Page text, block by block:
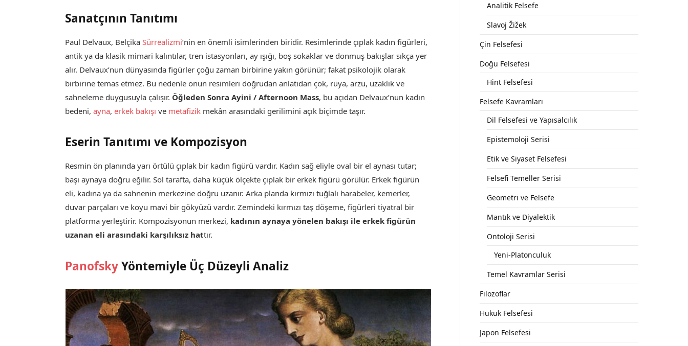
Sanatçının Tanıtımı
Paul Delvaux, BelçikaSürrealizmi’nin en önemli isimlerinden biridir. Resimlerinde çıplak kadın figürleri,
antik ya da klasik mimari kalıntılar, tren istasyonları, ay ışığı, boş sokaklar ve donmuş bakışlar sıkça yer
alır. Delvaux’nun dünyasında figürler çoğu zaman birbirine yakın görünür; fakat psikolojik olarak
birbirine temas etmez. Bu nedenle onun resimleri doğrudan anlatıdan çok, rüya, arzu, uzaklık ve
sahneleme duygusuyla çalışır. Öğleden Sonra Ayini / Afternoon Mass, bu açıdan Delvaux’nun kadın
bedeni,ayna, erkek bakışı ve metafizik mekân arasındaki gerilimini açık biçimde taşır.
Eserin Tanıtımı ve Kompozisyon
Resmin ön planında yarı örtülü çıplak bir kadın figürü vardır. Kadın sağ eliyle oval bir el aynası tutar;
başı aynaya doğru eğilir. Sol tarafta, daha küçük ölçekte çıplak bir erkek figürü görülür. Erkek figürün
eli, kadına ya da sahnenin merkezine doğru uzanır. Arka planda kırmızı tuğlalı harabeler, kemerler,
duvar parçaları ve koyu mavi bir gökyüzü vardır. Zemindeki kırmızı taş döşeme, figürleri tiyatral bir
platforma yerleştirir. Kompozisyonun merkezi, kadının aynaya yönelen bakışı ile erkek figürün
uzanan eli arasındaki karşılıksız hattır.
PanofskyYöntemiyle Üç Düzeyli Analiz
Analitik Felsefe
Slavoj Žižek
Çin Felsefesi
Doğu Felsefesi
Hint Felsefesi
Felsefe Kavramları
Dil Felsefesi ve Yapısalcılık
Epistemoloji Serisi
Etik ve Siyaset Felsefesi
Felsefi Temeller Serisi
Geometri ve Felsefe
Mantık ve Diyalektik
Ontoloji Serisi
Yeni-Platonculuk
Temel Kavramlar Serisi
Filozoflar
Hukuk Felsefesi
Japon Felsefesi